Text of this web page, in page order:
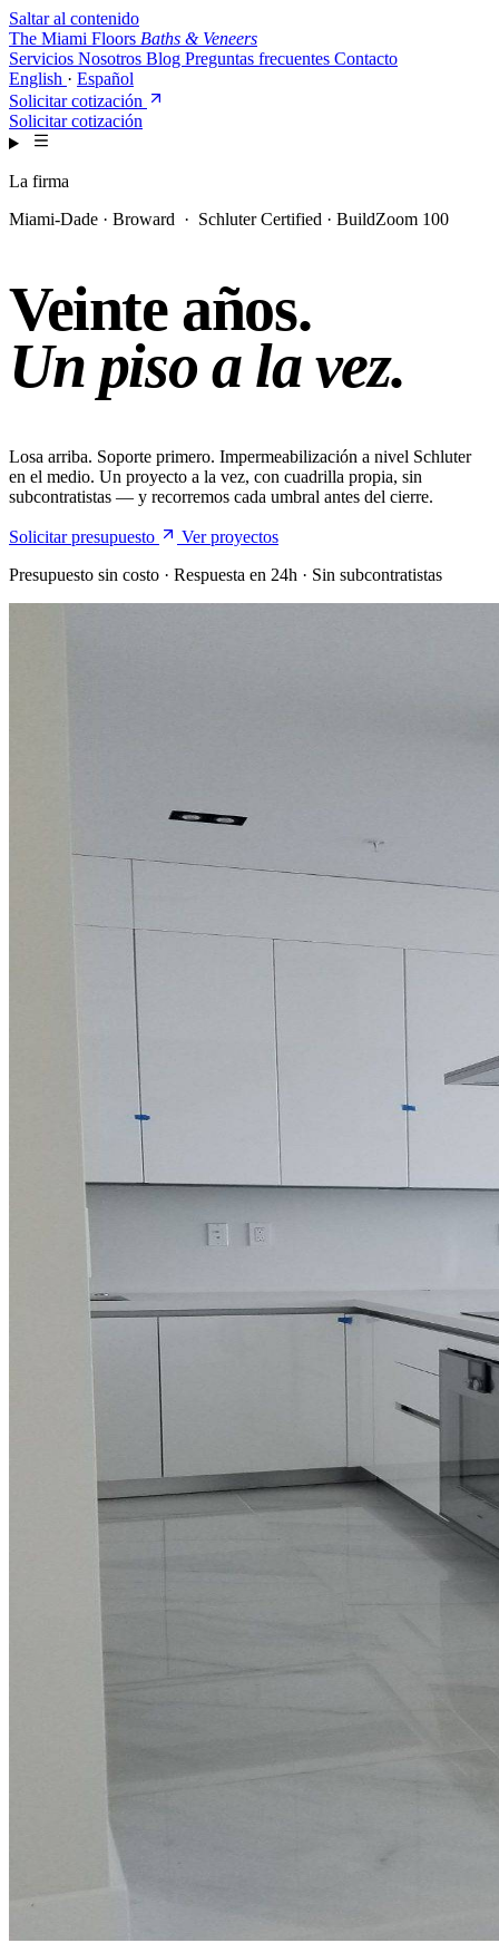
Saltar al contenido
The Miami Floors Baths & Veneers
Servicios Nosotros Blog Preguntas frecuentes Contacto
English · Español
Solicitar cotización
Solicitar cotización
La firma
Miami-Dade · Broward · Schluter Certified · BuildZoom 100
Veinte años.
Un piso a la vez.
Losa arriba. Soporte primero. Impermeabilización a nivel Schluter
en el medio. Un proyecto a la vez, con cuadrilla propia, sin
subcontratistas — y recorremos cada umbral antes del cierre.
Solicitar presupuesto
Ver proyectos
Presupuesto sin costo · Respuesta en 24h · Sin subcontratistas